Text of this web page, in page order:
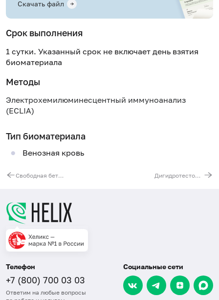
Скачать файл
Срок выполнения
1 сутки. Указанный срок не включает день взятия
биоматериала
Методы
Электрохемилюминесцентный иммуноанализ
(ECLIA)
Тип биоматериала
Венозная кровь
Свободная бета-субъединица хорионического гонадотропина человека (бета-ХГЧ свободный) Дигидротестостерон
Телефон
+7 (800) 700 03 03
Ответим на любые вопросы
Социальные сети